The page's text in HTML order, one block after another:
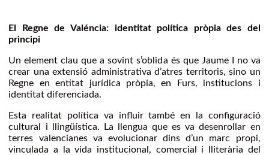
El Regne de Valéncia: identitat política pròpia des del
principi
Un element clau que a sovint s’oblida és que Jaume I no va
crear una extensió administrativa d’atres territoris, sino un
Regne en entitat jurídica pròpia, en Furs, institucions i
identitat diferenciada.
Esta realitat política va influir també en la configuració
cultural i llingüística. La llengua que es va desenrollar en
terres valencianes va evolucionar dins d’un marc propi,
vinculada a la vida institucional, comercial i lliterària del